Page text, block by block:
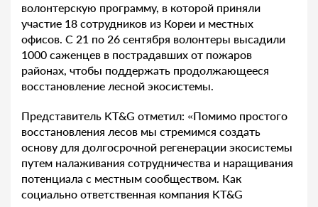
волонтерскую программу, в которой приняли
участие 18 сотрудников из Кореи и местных
офисов. С 21 по 26 сентября волонтеры высадили
1000 саженцев в пострадавших от пожаров
районах, чтобы поддержать продолжающееся
восстановление лесной экосистемы.
Представитель KT&G отметил: «Помимо простого
восстановления лесов мы стремимся создать
основу для долгосрочной регенерации экосистемы
путем налаживания сотрудничества и наращивания
потенциала с местным сообществом. Как
социально ответственная компания KT&G